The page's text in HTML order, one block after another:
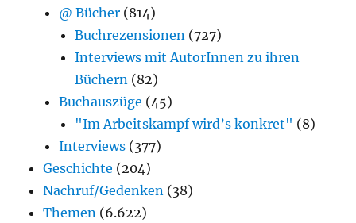
@ Bücher (814)
Buchrezensionen (727)
Interviews mit AutorInnen zu ihren
Büchern (82)
Buchauszüge (45)
"Im Arbeitskampf wird’s konkret" (8)
Interviews (377)
Geschichte (204)
Nachruf/Gedenken (38)
Themen (6.622)